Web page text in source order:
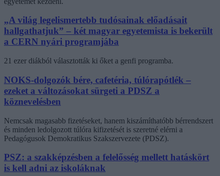
„A világ legelismertebb tudósainak előadásait
hallgathatjuk” – két magyar egyetemista is bekerült
a CERN nyári programjába
21 ezer diákból választották ki őket a genfi programba.
NOKS-dolgozók bére, cafetéria, túlórapótlék –
ezeket a változásokat sürgeti a PDSZ a
köznevelésben
Nemcsak magasabb fizetéseket, hanem kiszámíthatóbb bérrendszert
és minden ledolgozott túlóra kifizetését is szeretné elérni a
Pedagógusok Demokratikus Szakszervezete (PDSZ).
PSZ: a szakképzésben a felelősség mellett hatáskört
is kell adni az iskoláknak